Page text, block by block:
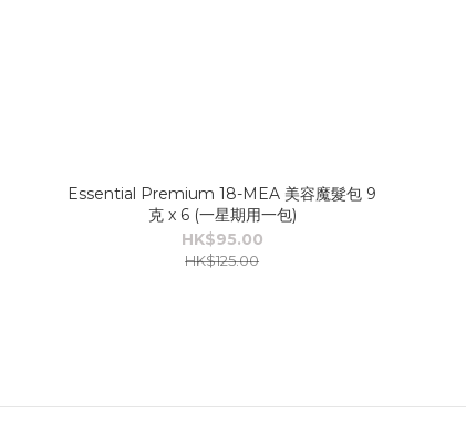
Essential Premium 18-MEA 美容魔髮包 9
克 x 6 (一星期用一包)
HK$95.00
HK$125.00